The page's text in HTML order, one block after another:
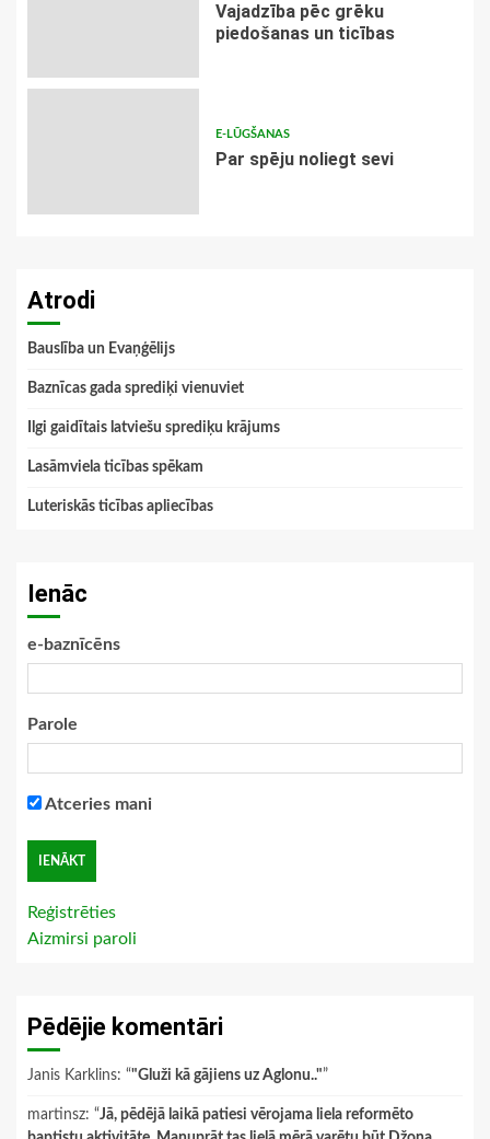
Vajadzība pēc grēku
piedošanas un ticības
E-LŪGŠANAS
Par spēju noliegt sevi
Atrodi
Bauslība un Evaņģēlijs
Baznīcas gada sprediķi vienuviet
Ilgi gaidītais latviešu sprediķu krājums
Lasāmviela ticības spēkam
Luteriskās ticības apliecības
Ienāc
e-baznīcēns
Parole
Atceries mani
Reģistrēties
Aizmirsi paroli
Pēdējie komentāri
Janis Karklins: “"Gluži kā gājiens uz Aglonu.."”
martinsz: “Jā, pēdējā laikā patiesi vērojama liela reformēto